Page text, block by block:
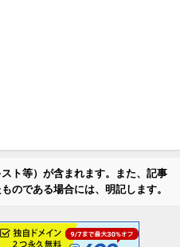
ト等）が含まれます。また、記事
のである場合には、明記します。